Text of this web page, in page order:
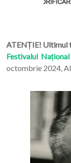
ATENȚIE! Ultimul
Festivalul Național
octombrie 2024,